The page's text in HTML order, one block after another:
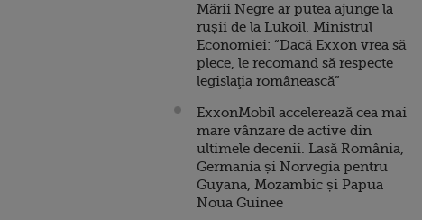
Mării Negre ar putea ajunge la
rușii de la Lukoil. Ministrul
Economiei: “Dacă Exxon vrea să
plece, le recomand să respecte
legislaţia românească”
ExxonMobil accelerează cea mai
mare vânzare de active din
ultimele decenii. Lasă România,
Germania și Norvegia pentru
Guyana, Mozambic și Papua
Noua Guinee